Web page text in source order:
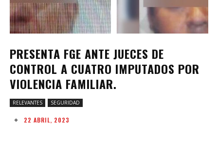
PRESENTA FGE ANTE JUECES DE
CONTROL A CUATRO IMPUTADOS POR
VIOLENCIA FAMILIAR.
RELEVANTES SEGURIDAD
22 ABRIL, 2023